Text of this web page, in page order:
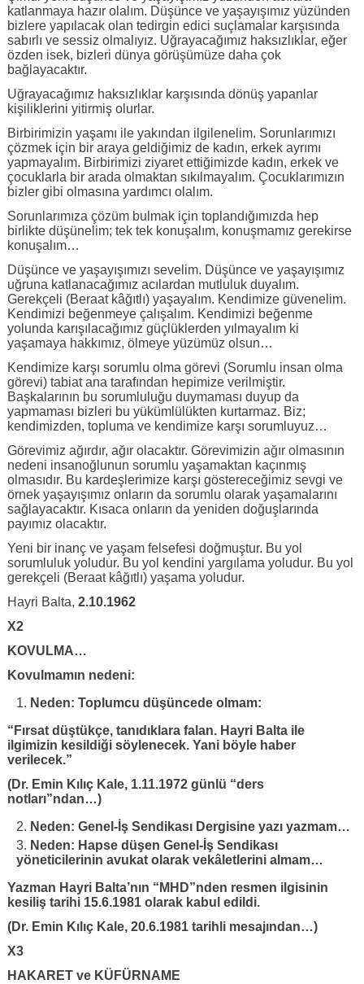
katlanmaya hazır olalım. Düşünce ve yaşayışımız yüzünden
bizlere yapılacak olan tedirgin edici suçlamalar karşısında
sabırlı ve sessiz olmalıyız. Uğrayacağımız haksızlıklar, eğer
özden isek, bizleri dünya görüşümüze daha çok
bağlayacaktır.
Uğrayacağımız haksızlıklar karşısında dönüş yapanlar
kişiliklerini yitirmiş olurlar.
Birbirimizin yaşamı ile yakından ilgilenelim. Sorunlarımızı
çözmek için bir araya geldiğimiz de kadın, erkek ayrımı
yapmayalım. Birbirimizi ziyaret ettiğimizde kadın, erkek ve
çocuklarla bir arada olmaktan sıkılmayalım. Çocuklarımızın
bizler gibi olmasına yardımcı olalım.
Sorunlarımıza çözüm bulmak için toplandığımızda hep
birlikte düşünelim; tek tek konuşalım, konuşmamız gerekirse
konuşalım…
Düşünce ve yaşayışımızı sevelim. Düşünce ve yaşayışımız
uğruna katlanacağımız acılardan mutluluk duyalım.
Gerekçeli (Beraat kâğıtlı) yaşayalım. Kendimize güvenelim.
Kendimizi beğenmeye çalışalım. Kendimizi beğenme
yolunda karışılacağımız güçlüklerden yılmayalım ki
yaşamaya hakkımız, ölmeye yüzümüz olsun…
Kendimize karşı sorumlu olma görevi (Sorumlu insan olma
görevi) tabiat ana tarafından hepimize verilmiştir.
Başkalarının bu sorumluluğu duymaması duyup da
yapmaması bizleri bu yükümlülükten kurtarmaz. Biz;
kendimizden, topluma ve kendimize karşı sorumluyuz…
Görevimiz ağırdır, ağır olacaktır. Görevimizin ağır olmasının
nedeni insanoğlunun sorumlu yaşamaktan kaçınmış
olmasıdır. Bu kardeşlerimize karşı göstereceğimiz sevgi ve
örnek yaşayışımız onların da sorumlu olarak yaşamalarını
sağlayacaktır. Kısaca onların da yeniden doğuşlarında
payımız olacaktır.
Yeni bir inanç ve yaşam felsefesi doğmuştur. Bu yol
sorumluluk yoludur. Bu yol kendini yargılama yoludur. Bu yol
gerekçeli (Beraat kâğıtlı) yaşama yoludur.
Hayri Balta,2.10.1962
X2
KOVULMA…
Kovulmamın nedeni:
Neden: Toplumcu düşüncede olmam:
“Fırsat düştükçe, tanıdıklara falan. Hayri Balta ile
ilgimizin kesildiği söylenecek. Yani böyle haber
verilecek.”
(Dr. Emin Kılıç Kale, 1.11.1972 günlü “ders
notları”ndan…)
Neden: Genel-İş Sendikası Dergisine yazı yazmam…
Neden: Hapse düşen Genel-İş Sendikası
yöneticilerinin avukat olarak vekâletlerini almam…
Yazman Hayri Balta’nın “MHD”nden resmen ilgisinin
kesiliş tarihi 15.6.1981 olarak kabul edildi.
(Dr. Emin Kılıç Kale, 20.6.1981 tarihli mesajından…)
X3
HAKARET ve KÜFÜRNAME